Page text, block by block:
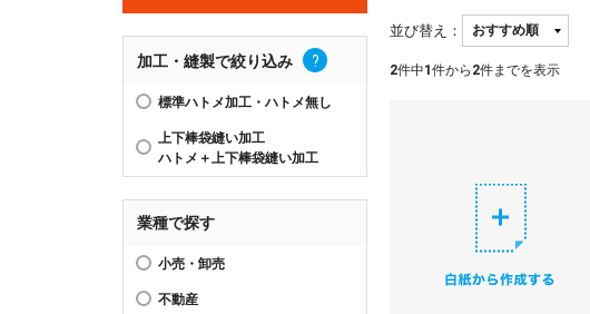
加工・縫製で絞り込み ?
標準ハトメ加工・ハトメ無し
上下棒袋縫い加工
ハトメ＋上下棒袋縫い加工
業種で探す
小売・卸売
不動産
並び替え：
2件中1 件から 2件までを表示